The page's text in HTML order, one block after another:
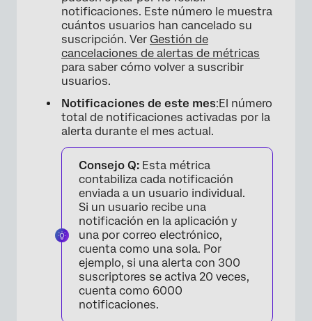
notificaciones. Este número le muestra
cuántos usuarios han cancelado su
suscripción. Ver Gestión de
cancelaciones de alertas de métricas
para saber cómo volver a suscribir
usuarios.
Notificaciones de este mes:El número
total de notificaciones activadas por la
alerta durante el mes actual.
Consejo Q: Esta métrica
contabiliza cada notificación
enviada a un usuario individual.
Si un usuario recibe una
notificación en la aplicación y
una por correo electrónico,
cuenta como una sola. Por
ejemplo, si una alerta con 300
suscriptores se activa 20 veces,
cuenta como 6000
notificaciones.